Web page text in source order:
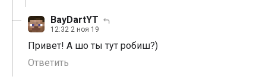
BayDartYT
12:32 2 ноя 19
Привет! А шо ты тут робиш?)
Ответить